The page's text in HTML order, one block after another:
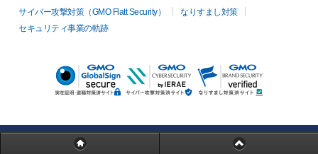
サイバー攻撃対策（GMO Flatt Security）
なりすまし対策
セキュリティ事業の軌跡